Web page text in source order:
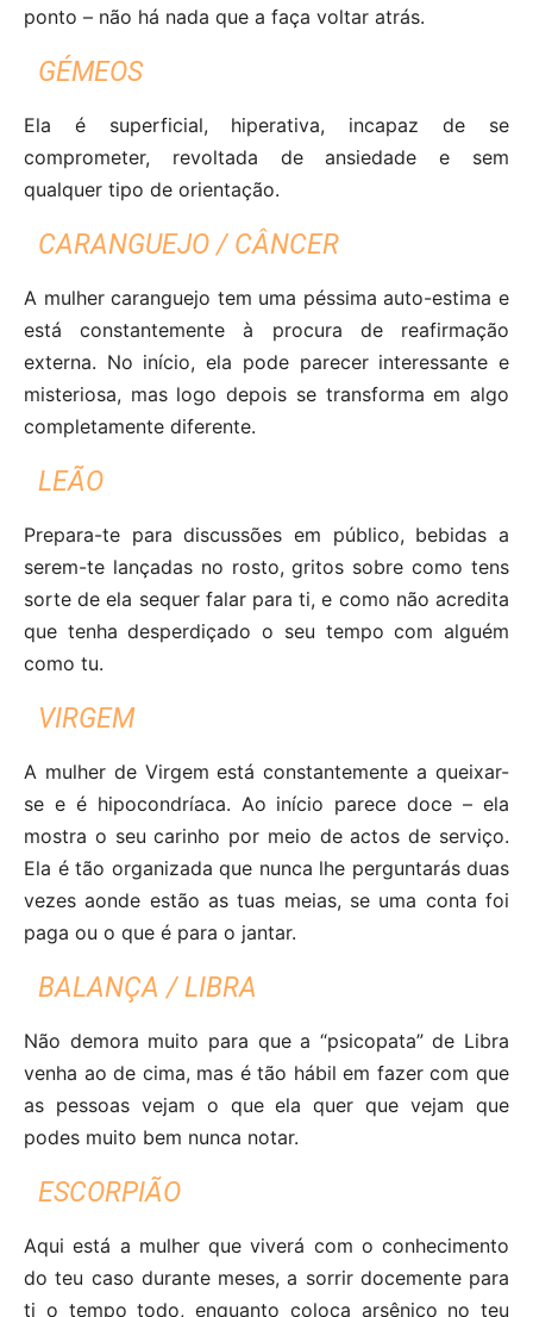
ponto – não há nada que a faça voltar atrás.
GÉMEOS
Ela é superficial, hiperativa, incapaz de se
comprometer, revoltada de ansiedade e sem
qualquer tipo de orientação.
CARANGUEJO / CÂNCER
A mulher caranguejo tem uma péssima auto-estima e
está constantemente à procura de reafirmação
externa. No início, ela pode parecer interessante e
misteriosa, mas logo depois se transforma em algo
completamente diferente.
LEÃO
Prepara-te para discussões em público, bebidas a
serem-te lançadas no rosto, gritos sobre como tens
sorte de ela sequer falar para ti, e como não acredita
que tenha desperdiçado o seu tempo com alguém
como tu.
VIRGEM
A mulher de Virgem está constantemente a queixar-
se e é hipocondríaca. Ao início parece doce – ela
mostra o seu carinho por meio de actos de serviço.
Ela é tão organizada que nunca lhe perguntarás duas
vezes aonde estão as tuas meias, se uma conta foi
paga ou o que é para o jantar.
BALANÇA / LIBRA
Não demora muito para que a “psicopata” de Libra
venha ao de cima, mas é tão hábil em fazer com que
as pessoas vejam o que ela quer que vejam que
podes muito bem nunca notar.
ESCORPIÃO
Aqui está a mulher que viverá com o conhecimento
do teu caso durante meses, a sorrir docemente para
ti o tempo todo, enquanto coloca arsênico no teu